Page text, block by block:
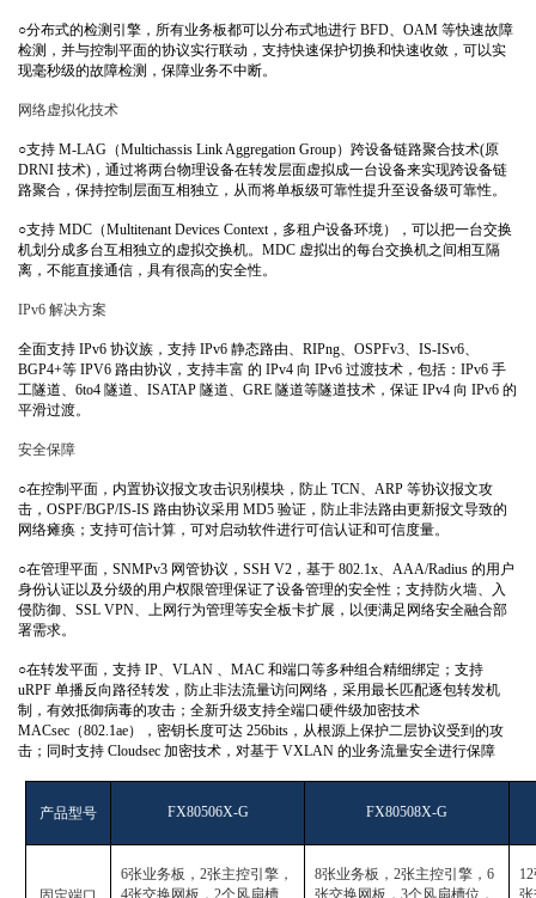
○分布式的检测引擎，所有业务板都可以分布式地进行 BFD、 OAM 等快速故障
检测，并与控制平面的协议实行联动，支持快速保护切换和快速收敛，可以实
现毫秒级的故障检测，保障业务不中断。
网络虚拟化技术
○支持 M-LAG （Multichassis Link Aggregation Group）跨设备链路聚合技术(原
DRNI 技术) ，通过将两台物理设备在转发层面虚拟成一台设备来实现跨设备链
路聚合，保持控制层面互相独立，从而将单板级可靠性提升至设备级可靠性。
○支持 MDC （Multitenant Devices Context，多租户设备环境），可以把一台交换
机划分成多台互相独立的虚拟交换机。 MDC 虚拟出的每台交换机之间相互隔
离，不能直接通信，具有很高的安全性。
IPv6 解决方案
全面支持 IPv6 协议族，支持 IPv6 静态路由、 RIPng、 OSPFv3、 IS-ISv6、
BGP4+等 IPV6 路由协议，支持丰富 的 IPv4 向 IPv6 过渡技术，包括： IPv6 手
工隧道、 6to4 隧道、 ISATAP 隧道、 GRE 隧道等隧道技术，保证 IPv4 向 IPv6 的
平滑过渡。
安全保障
○在控制平面，内置协议报文攻击识别模块，防止 TCN、 ARP 等协议报文攻
击， OSPF/BGP/IS-IS 路由协议采用 MD5 验证，防止非法路由更新报文导致的
网络瘫痪；支持可信计算，可对启动软件进行可信认证和可信度量。
○在管理平面， SNMPv3 网管协议， SSH V2 ，基于 802.1x、 AAA/Radius 的用户
身份认证以及分级的用户权限管理保证了设备管理的安全性；支持防火墙、入
侵防御、 SSL VPN、上网行为管理等安全板卡扩展，以便满足网络安全融合部
署需求。
○在转发平面，支持 IP、 VLAN 、 MAC 和端口等多种组合精细绑定；支持
uRPF 单播反向路径转发，防止非法流量访问网络，采用最长匹配逐包转发机
制，有效抵御病毒的攻击；全新升级支持全端口硬件级加密技术
MACsec （802.1ae），密钥长度可达 256bits ，从根源上保护二层协议受到的攻
击；同时支持 Cloudsec 加密技术，对基于 VXLAN 的业务流量安全进行保障
产品型号 FX80506X-G FX80508X-G
固定端口
6张业务板， 2张主控引擎，
4张交换网板， 2个风扇槽
8张业务板， 2张主控引擎， 6
张交换网板， 3个风扇槽位，
12